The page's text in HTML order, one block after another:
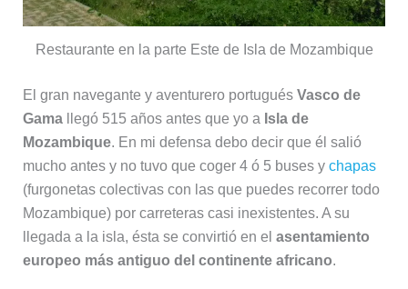
Restaurante en la parte Este de Isla de Mozambique
El gran navegante y aventurero portugués Vasco de
Gamallegó 515 años antes que yo a Isla de
Mozambique. En mi defensa debo decir que él salió
mucho antes y no tuvo que coger 4 ó 5 buses y chapas
(furgonetas colectivas con las que puedes recorrer todo
Mozambique) por carreteras casi inexistentes. A su
llegada a la isla, ésta se convirtió en el asentamiento
europeo más antiguo del continente africano.